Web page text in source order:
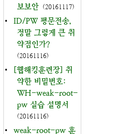
보보안 (20161117)
•
ID/PW 평문전송,
정말 그렇게 큰 취
약점인가?
(20161116)
•
[웹해킹훈련장] 취
약한 비밀번호:
WH-weak-root-
pw 실습 설명서
(20161116)
• weak-root-pw 훈